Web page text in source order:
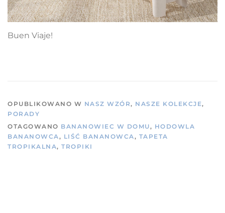
Buen Viaje!
OPUBLIKOWANO W NASZ WZÓR, NASZE KOLEKCJE,
PORADY
OTAGOWANO BANANOWIEC W DOMU, HODOWLA
BANANOWCA, LIŚĆ BANANOWCA, TAPETA
TROPIKALNA, TROPIKI